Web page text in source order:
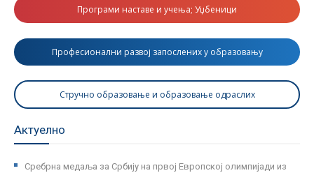
Програми наставе и учења; Уџбеници
Професионални развој запослених у образовању
Стручно образовање и образовање одраслих
Актуелно
Сребрна медаља за Србију на првој Европској олимпијади из